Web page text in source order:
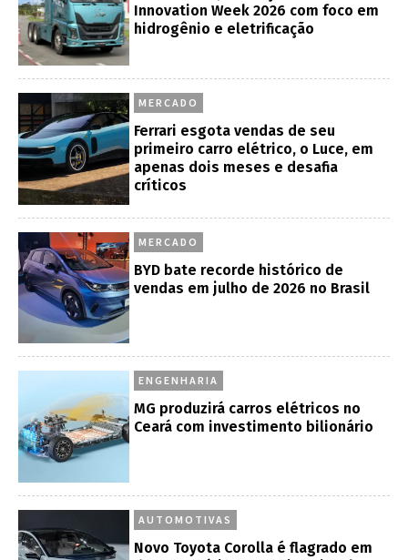
Innovation Week 2026 com foco em
hidrogênio e eletrificação
MERCADO
Ferrari esgota vendas de seu
primeiro carro elétrico, o Luce, em
apenas dois meses e desafia
críticos
MERCADO
BYD bate recorde histórico de
vendas em julho de 2026 no Brasil
ENGENHARIA
MG produzirá carros elétricos no
Ceará com investimento bilionário
AUTOMOTIVAS
Novo Toyota Corolla é flagrado em